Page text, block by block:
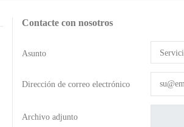
Contacte con nosotros
Asunto
Dirección de correo electrónico
Archivo adjunto